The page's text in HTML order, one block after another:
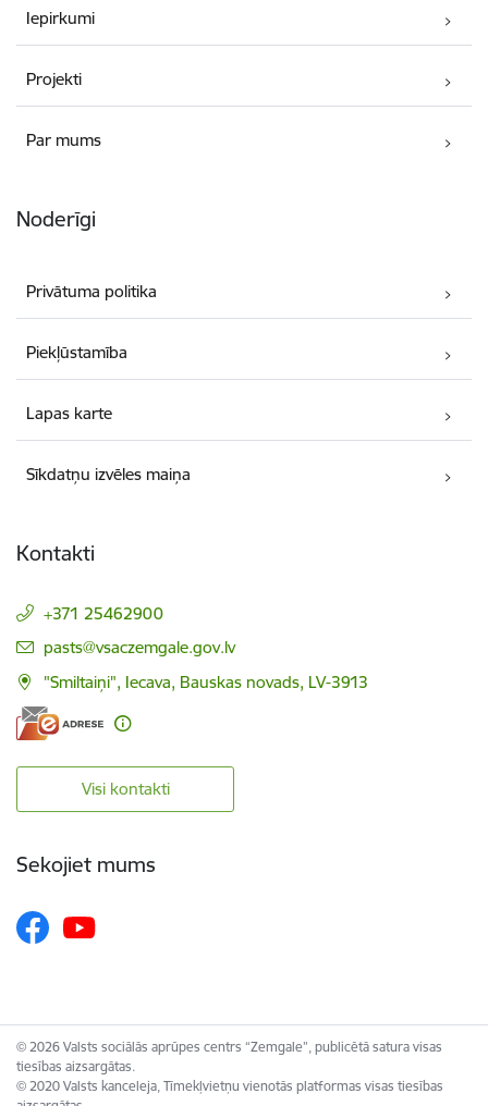
Iepirkumi
Projekti
Par mums
Noderīgi
Privātuma politika
Piekļūstamība
Lapas karte
Sīkdatņu izvēles maiņa
Kontakti
+371 25462900
E-pasts:
pasts@vsaczemgale.gov.lv
"Smiltaiņi", Iecava, Bauskas novads, LV-3913
Visi kontakti
Sekojiet mums
© 2026 Valsts sociālās aprūpes centrs “Zemgale”, publicētā satura visas
tiesības aizsargātas.
© 2020 Valsts kanceleja, Tīmekļvietņu vienotās platformas visas tiesības